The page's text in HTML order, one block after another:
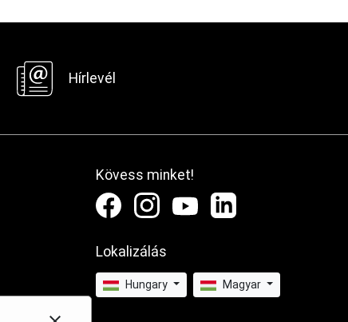
Hírlevél
Kövess minket!
Lokalizálás
Hungary Magyar